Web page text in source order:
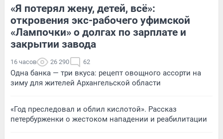
«Я потерял жену, детей, всё»:
откровения экс-рабочего уфимской
«Лампочки» о долгах по зарплате и
закрытии завода
16 часов 26 290 62
Одна банка — три вкуса: рецепт овощного ассорти на
зиму для жителей Архангельской области
«Год преследовал и облил кислотой». Рассказ
петербурженки о жестоком нападении и реабилитации